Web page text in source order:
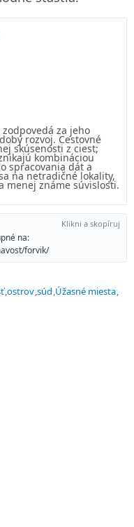
za jeho
rozvoj. Cestovné
skúsenosti z ciest;
kombináciou
spracovania dát a
na netradičné lokality,
menej známe súvislosti.
Klikni a skopíruj
na:
forvik/
ostrov súd Úžasné miesta